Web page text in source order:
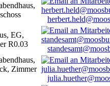
EG,
R0.03
Zimmer